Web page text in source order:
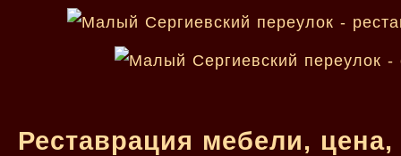
Реставрация мебели,